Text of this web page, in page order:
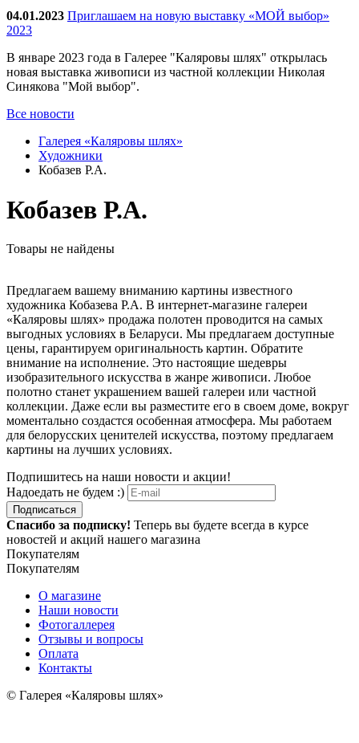
04.01.2023 Приглашаем на новую выставку «МОЙ выбор»
2023
В январе 2023 года в Галерее "Каляровы шлях" открылась
новая выставка живописи из частной коллекции Николая
Синякова "Мой выбор".
Все новости
Галерея «Каляровы шлях»
Художники
Кобазев Р.А.
Кобазев Р.А.
Товары не найдены
Предлагаем вашему вниманию картины известного
художника Кобазева Р.А. В интернет-магазине галереи
«Каляровы шлях» продажа полотен проводится на самых
выгодных условиях в Беларуси. Мы предлагаем доступные
цены, гарантируем оригинальность картин. Обратите
внимание на исполнение. Это настоящие шедевры
изобразительного искусства в жанре живописи. Любое
полотно станет украшением вашей галереи или частной
коллекции. Даже если вы разместите его в своем доме, вокруг
моментально создастся особенная атмосфера. Мы работаем
для белорусских ценителей искусства, поэтому предлагаем
картины на лучших условиях.
Подпишитесь на наши новости и акции!
Надоедать не будем :)
Подписаться
Спасибо за подписку! Теперь вы будете всегда в курсе
новостей и акций нашего магазина
Покупателям
Покупателям
О магазине
Наши новости
Фотогаллерея
Отзывы и вопросы
Оплата
Контакты
© Галерея «Каляровы шлях»